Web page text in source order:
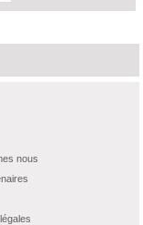
nous